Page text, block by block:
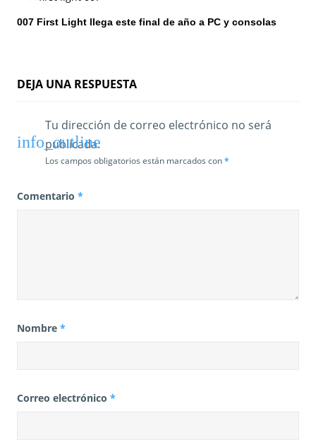
r
d
s
007 First Light llega este final de año a PC y consolas
DEJA UNA RESPUESTA
Tu dirección de correo electrónico no será
publicada.
Los campos obligatorios están marcados con*
Comentario *
Nombre *
Correo electrónico *